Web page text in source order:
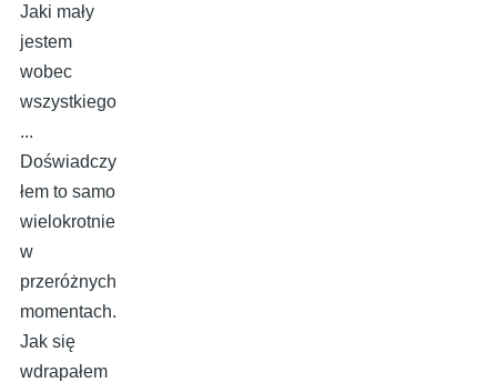
Jaki mały
jestem
wobec
wszystkiego
...
Doświadczy
łem to samo
wielokrotnie
w
przeróżnych
momentach.
Jak się
wdrapałem